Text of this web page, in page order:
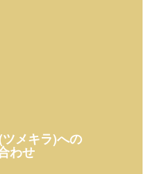
メキラ)への
わせ